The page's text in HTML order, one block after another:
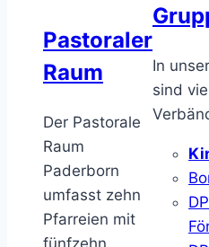
Pastoraler
Raum
Der Pastorale
Raum
Paderborn
umfasst zehn
Pfarreien mit
fünfzehn
In
sind